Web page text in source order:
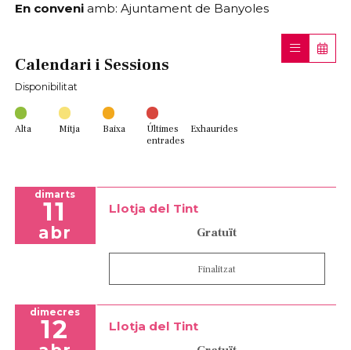
En conveni amb: Ajuntament de Banyoles
Calendari i Sessions
Disponibilitat
Alta Mitja Baixa
Últimes
entrades
Exhaurides
dimarts
11
abr
Llotja del Tint
Gratuït
Finalitzat
dimecres
12 Llotja del Tint